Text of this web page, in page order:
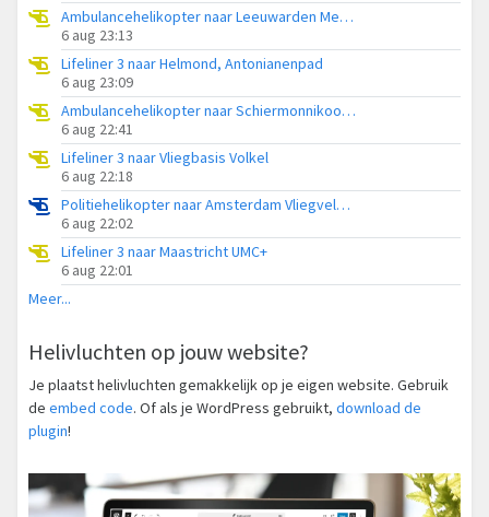
Ambulancehelikopter naar Leeuwarden Medical Center Heliport
6 aug 23:13
Lifeliner 3 naar Helmond, Antonianenpad
6 aug 23:09
Ambulancehelikopter naar Schiermonnikoog Heliport
6 aug 22:41
Lifeliner 3 naar Vliegbasis Volkel
6 aug 22:18
Politiehelikopter naar Amsterdam Vliegveld Schiphol
6 aug 22:02
Lifeliner 3 naar Maastricht UMC+
6 aug 22:01
Meer...
Helivluchten op jouw website?
Je plaatst helivluchten gemakkelijk op je eigen website. Gebruik
de embed code. Of als je WordPress gebruikt, download de
plugin!